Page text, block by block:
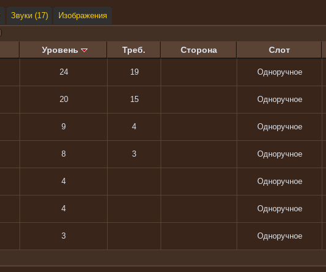
Звуки (17)
Изображения
Уровень Треб. Сторона Слот
24 19 Одноручное
20 15 Одноручное
9 4 Одноручное
8 3 Одноручное
4 Одноручное
4 Одноручное
3 Одноручное